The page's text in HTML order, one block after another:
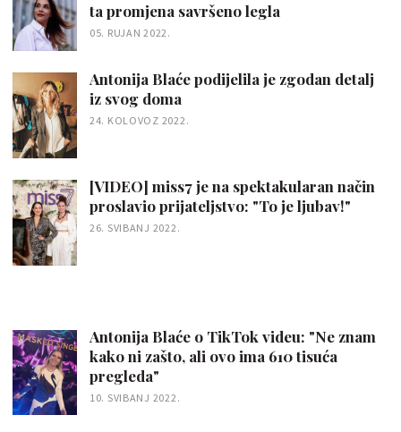
ta promjena savršeno legla
05. RUJAN 2022.
Antonija Blaće podijelila je zgodan detalj
iz svog doma
24. KOLOVOZ 2022.
[VIDEO] miss7 je na spektakularan način
proslavio prijateljstvo: "To je ljubav!"
26. SVIBANJ 2022.
Antonija Blaće o TikTok videu: "Ne znam
kako ni zašto, ali ovo ima 610 tisuća
pregleda"
10. SVIBANJ 2022.